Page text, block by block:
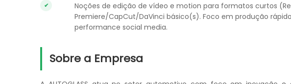
Noções de edição de vídeo e motion para formatos curtos
Premiere/CapCut/DaVinci básico(s). Foco em produção
performance social media.
Sobre a Empresa